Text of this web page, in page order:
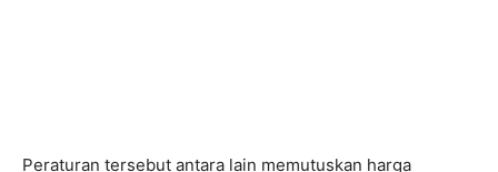
Peraturan tersebut antara lain memutuskan harga